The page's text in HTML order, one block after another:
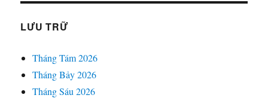
LƯU TRỮ
Tháng Tám 2026
Tháng Bảy 2026
Tháng Sáu 2026